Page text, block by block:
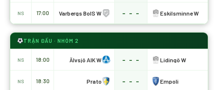
NS 17:00 Varbergs BoIS W - - - Eskilsminne W
TRẬN ĐẤU · NHÓM 2
NS 18:00 Älvsjö AIK W - - - Lidingö W
NS 18:30 Prato - - - Empoli